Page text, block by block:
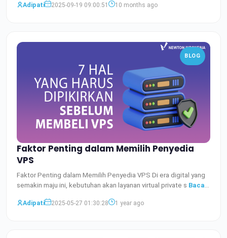
Adipati
2025-09-19 09:00:51 10 months ago
BLOG
Faktor Penting dalam Memilih Penyedia
VPS
Faktor Penting dalam Memilih Penyedia VPS Di era digital yang
semakin maju ini, kebutuhan akan layanan virtual private s Baca
Adipati
2025-05-27 01:30:28 1 year ago